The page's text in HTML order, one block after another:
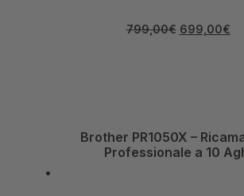
799,00€ 699,00€
Brother PR1050X –
Professionale a 10